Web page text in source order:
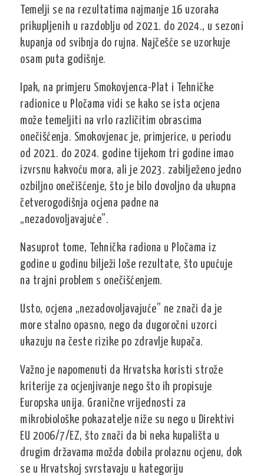
Temelji se na rezultatima najmanje 16 uzoraka
prikupljenih u razdoblju od 2021. do 2024., u sezoni
kupanja od svibnja do rujna. Najčešće se uzorkuje
osam puta godišnje.
Ipak, na primjeru Smokovjenca-Plat i Tehničke
radionice u Pločama vidi se kako se ista ocjena
može temeljiti na vrlo različitim obrascima
onečišćenja. Smokovjenac je, primjerice, u periodu
od 2021. do 2024. godine tijekom tri godine imao
izvrsnu kakvoću mora, ali je 2023. zabilježeno jedno
ozbiljno onečišćenje, što je bilo dovoljno da ukupna
četverogodišnja ocjena padne na
„nezadovoljavajuće”.
Nasuprot tome, Tehnička radiona u Pločama iz
godine u godinu bilježi loše rezultate, što upućuje
na trajni problem s onečišćenjem.
Usto, ocjena „nezadovoljavajuće” ne znači da je
more stalno opasno, nego da dugoročni uzorci
ukazuju na česte rizike po zdravlje kupača.
Važno je napomenuti da Hrvatska koristi strože
kriterije za ocjenjivanje nego što ih propisuje
Europska unija. Granične vrijednosti za
mikrobiološke pokazatelje niže su nego u Direktivi
EU 2006/7/EZ, što znači da bi neka kupališta u
drugim državama možda dobila prolaznu ocjenu, dok
se u Hrvatskoj svrstavaju u kategoriju